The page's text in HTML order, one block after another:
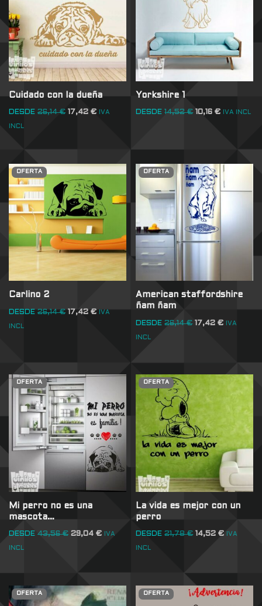
Cuidado con la dueña
DESDE 26,14€ 17,42 € IVA
INCL
Yorkshire 1
DESDE 14,52€ 10,16€ IVA INCL
OFERTA
Carlino 2
DESDE 26,14€ 17,42 € IVA
INCL
OFERTA
American staffordshire
ñam ñam
DESDE 26,14€ 17,42€ IVA
INCL
OFERTA
Mi perro no es una
mascota…
DESDE 43,56€ 29,04 € IVA
INCL
OFERTA
La vida es mejor con un
perro
DESDE 21,78€ 14,52€ IVA
INCL
OFERTA OFERTA